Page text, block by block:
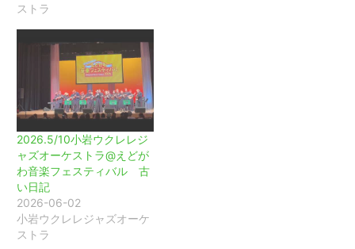
ストラ
2026.5/10小岩ウクレレジ
ャズオーケストラ@えどが
わ音楽フェスティバル 古
い日記
2026-06-02
小岩ウクレレジャズオーケ
ストラ